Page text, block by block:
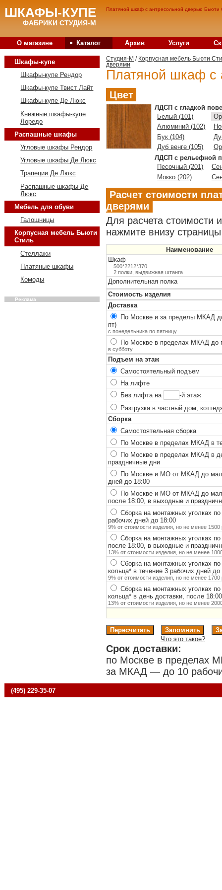
Платяной шкаф с антресольной дверью
ШКАФЫ-КУПЕ
ФАБРИКИ СТУДИЯ-М
О магазине • Каталог Архив Услуги
Студия-M / Корпусная мебель Бьюти
дверями
Платяной шкаф с
Цвет
ЛДСП с гладкой
Белый (101)
Алюминий (102)
Бук (104)
Дуб венге (105)
ЛДСП с рельефной
Песочный (201)
Мокко (202)
Расчет стоимости
дверями
Для расчета стоимости
нажмите внизу
Наименование
Шкаф
500*2212*370
2 полки, выдвижная штанга
Дополнительная полка
Стоимость изделия
Доставка
По Москве и за пределы МКАД
пт)
с понедельника по пятницу
По Москве в пределах МКАД до
в субботу
Подъем на этаж
Самостоятельный подъем
На лифте
Без лифта на
-й этаж
Разгрузка в частный дом,
Сборка
Самостоятельная сборка
По Москве в пределах МКАД в
По Москве в пределах МКАД в
праздничные дни
По Москве и МО от МКАД до
дней до 18:00
По Москве и МО от МКАД до
после 18:00, в выходные и
Сборка на монтажных уголках
рабочих дней до 18:00
9% от стоимости изделия, но не менее 1500
Сборка на монтажных уголках
после 18:00, в выходные и
13% от стоимости изделия, но не менее
Сборка на монтажных уголках
кольца*в течение 3 рабочих дней до
9% от стоимости изделия, но не менее 1700
Сборка на монтажных уголках
кольца*в день доставки, после
13% от стоимости изделия, но не менее
Что это такое?
Срок доставки:
по Москве в пределах
за МКАД — до 10
Шкафы-купе
Шкафы-купе Рендор
Шкафы-купе Твист Лайт
Шкафы-купе Де Люкс
Книжные шкафы-купе
Лоредо
Распашные шкафы
Угловые шкафы Рендор
Угловые шкафы Де Люкс
Трапеции Де Люкс
Распашные шкафы Де
Люкс
Мебель для обуви
Галошницы
Корпусная мебель Бьюти
Стиль
Стеллажи
Платяные шкафы
Комоды
Реклама
(495) 229-35-07